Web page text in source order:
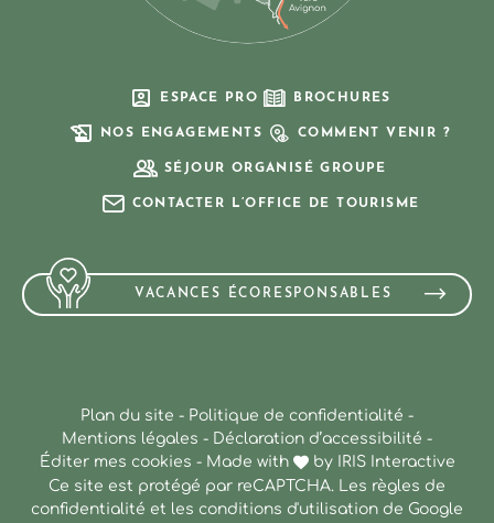
ESPACE PRO BROCHURES
NOS ENGAGEMENTS COMMENT VENIR ?
SÉJOUR ORGANISÉ GROUPE
CONTACTER L’OFFICE DE TOURISME
VACANCES ÉCORESPONSABLES
Plan du site - Politique de confidentialité -
Mentions légales - Déclaration d’accessibilité -
Éditer mes cookies - Made with by
IRIS Interactive
Ce site est protégé par reCAPTCHA. Les règles de
confidentialité et les conditions d'utilisation de Google